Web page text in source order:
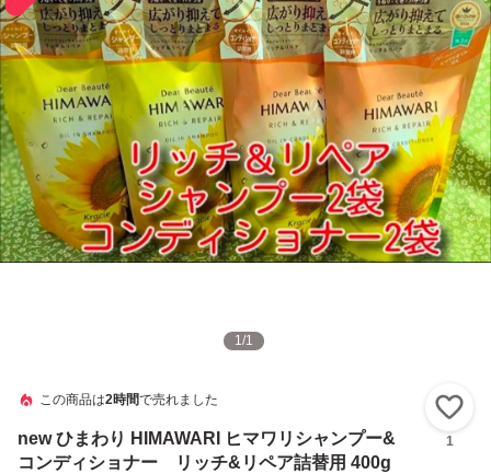
1/1
この商品は2時間で売れました
new ひまわり HIMAWARI ヒマワリシャンプー&
コンディショナー リッチ&リペア詰替用 400g
1